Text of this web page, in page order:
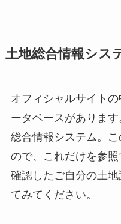
土地総合情報シス
オフィシャルサイト
ータベースがありま
総合情報システム。
ので、これだけを参
確認したご自分の土
てみてください。